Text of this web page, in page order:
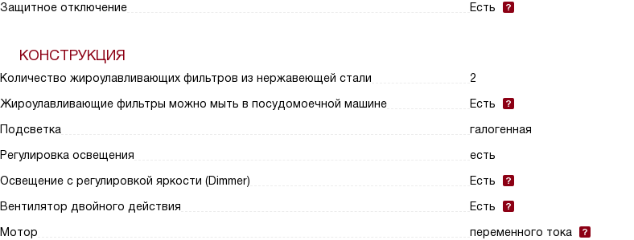
Защитное отключение
Есть
КОНСТРУКЦИЯ
Количество жироулавливающих фильтров из нержавеющей стали
2
Жироулавливающие фильтры можно мыть в посудомоечной машине
Есть
Подсветка
галогенная
Регулировка освещения
есть
Освещение с регулировкой яркости (Dimmer)
Есть
Вентилятор двойного действия
Есть
Мотор
переменного тока